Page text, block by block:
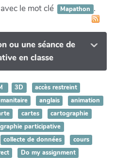
le mot clé Mapathon .
ou une séance de
en classe
3D
accès restreint
anglais
animation
cartes
cartographie
participative
collecte de données
cours
Do my assignment